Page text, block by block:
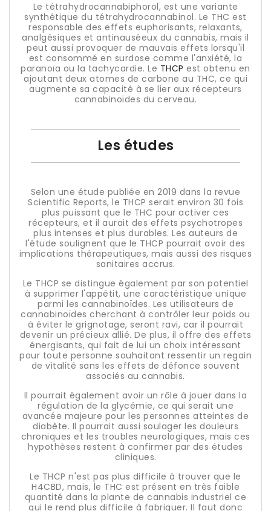
Le tétrahydrocannabiphorol, est une variante
synthétique du tétrahydrocannabinol. Le THC est
responsable des effets euphorisants, relaxants,
analgésiques et antinauséeux du cannabis, mais il
peut aussi provoquer de mauvais effets lorsqu'il
est consommé en surdose comme l'anxiété, la
paranoïa ou la tachycardie. Le THCP est obtenu en
ajoutant deux atomes de carbone au THC, ce qui
augmente sa capacité à se lier aux récepteurs
cannabinoïdes du cerveau.
Les études
Selon une étude publiée en 2019 dans la revue
Scientific Reports, le THCP serait environ 30 fois
plus puissant que le THC pour activer ces
récepteurs, et il aurait des effets psychotropes
plus intenses et plus durables. Les auteurs de
l'étude soulignent que le THCP pourrait avoir des
implications thérapeutiques, mais aussi des risques
sanitaires accrus.
Le THCP se distingue également par son potentiel
à supprimer l'appétit, une caractéristique unique
parmi les cannabinoïdes. Les utilisateurs de
cannabinoïdes cherchant à contrôler leur poids ou
à éviter le grignotage, seront ravi, car il pourrait
devenir un précieux allié. De plus, il offre des effets
énergisants, qui fait de lui un choix intéressant
pour toute personne souhaitant ressentir un regain
de vitalité sans les effets de défonce souvent
associés au cannabis.
Il pourrait également avoir un rôle à jouer dans la
régulation de la glycémie, ce qui serait une
avancée majeure pour les personnes atteintes de
diabète. Il pourrait aussi soulager les douleurs
chroniques et les troubles neurologiques, mais ces
hypothèses restent à confirmer par des études
cliniques.
Le THCP n'est pas plus difficile à trouver que le
H4CBD, mais, le THC est présent en très faible
quantité dans la plante de cannabis industriel ce
qui le rend plus difficile à fabriquer. Il faut donc